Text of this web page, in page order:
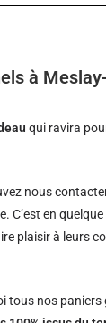
à
qui ravira
nous
C’est en
plaisir à leurs
tous nos